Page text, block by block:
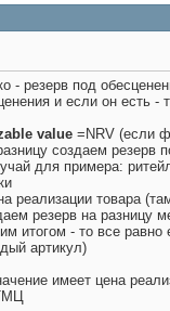
- резерв под
и если он есть
value =NRV (если
создаем резерв
для примера:
реализации товара
резерв на разницу
итогом - то все равно
артикул)
имеет цена